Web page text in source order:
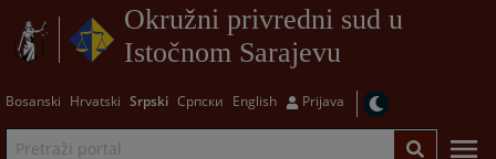
Okružni privredni sud u
Istočnom Sarajevu
Bosanski Hrvatski Srpski Српски English Prijava